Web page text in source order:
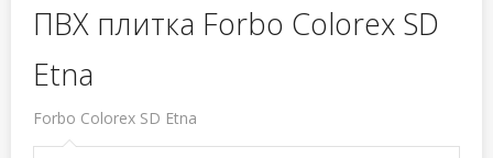
ПВХ плитка Forbo Colorex SD
Etna
Forbo Colorex SD Etna